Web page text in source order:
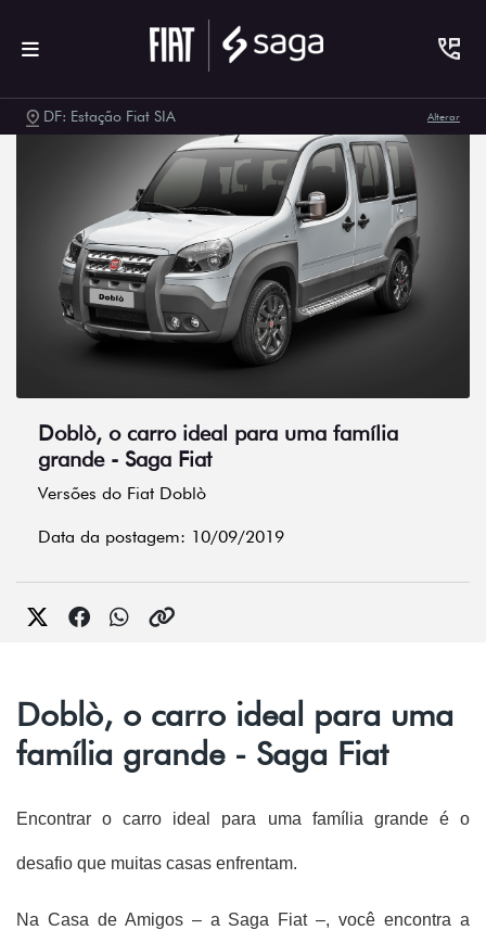
DF: Estação Fiat SIA Alterar
Doblò, o carro ideal para uma família
grande - Saga Fiat
Versões do Fiat Doblò
Data da postagem: 10/09/2019
Doblò, o carro ideal para uma
família grande - Saga Fiat
Encontrar o carro ideal para uma família grande é o
desafio que muitas casas enfrentam.
Na Casa de Amigos – a Saga Fiat –, você encontra a